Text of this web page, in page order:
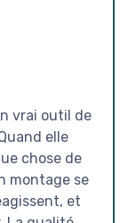
vrai outil de
elle
chose de
montage se
et